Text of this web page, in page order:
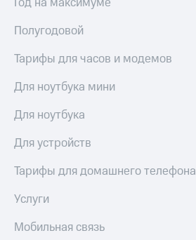
Полугодовой
Тарифы для часов и модемов
Для ноутбука мини
Для ноутбука
Для устройств
Тарифы для домашнего телефона
Услуги
Мобильная связь